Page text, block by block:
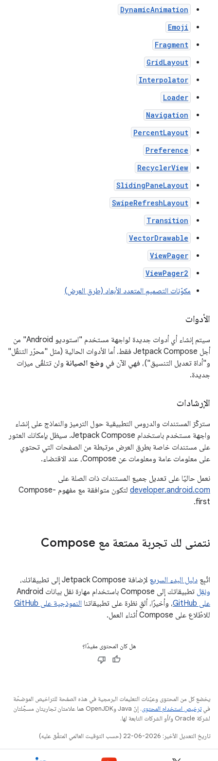
DynamicAnimation
Emoji
Fragment
GridLayout
Interpolator
Loader
Navigation
PercentLayout
Preference
RecyclerView
SlidingPaneLayout
SwipeRefreshLayout
Transition
VectorDrawable
ViewPager
ViewPager2
مكوّنات التصميم المتعدد الأبعاد (طرق العرض)
الأدوات
سيتم إنشاء أي أدوات جديدة لواجهة مستخدم "استوديو Android" من
أجل Jetpack Compose فقط. أما الأدوات الحالية (مثل "محرّر التنقّل"
و"أداة تعديل التنسيق")، فهي الآن في وضع الصيانة ولن تتلقّى ميزات
جديدة.
الإرشادات
ستركّز المستندات والدروس التطبيقية حول الترميز والنماذج على إنشاء
واجهة مستخدم باستخدام Jetpack Compose. سيظل بإمكانك العثور
على مستندات خاصة بطرق العرض مرتبطة من الصفحات التي تحتوي
على معلومات عامة ومعلومات عن Compose، عند الاقتضاء.
نعمل حاليًا على تعديل جميع المستندات ذات الصلة على
developer.android.com
لتكون متوافقة مع مفهوم Compose-
first.
نتمنى لك تجربة ممتعة مع Compose
اتّبِع دليل البدء السريع لإضافة Jetpack Compose إلى تطبيقاتك،
ونقِل تطبيقاتك إلى Compose باستخدام مهارة نقل بيانات Android
على GitHub
، وأخيرًا، ألقِ نظرة على تطبيقاتنا النموذجية على GitHub
للاطّلاع على Compose أثناء العمل.
هل كان المحتوى مفيدًا؟
يخضع كل من المحتوى وعيّنات التعليمات البرمجية في هذه الصفحة للتراخيص الموضحّة
فيترخيص استخدام المحتوى
. إنّ Java وOpenJDK هما علامتان تجاريتان مسجَّلتان
لشركة Oracle و/أو الشركات التابعة لها.
تاريخ التعديل الأخير: 2026-06-22 (حسب التوقيت العالمي المتفَّق عليه)